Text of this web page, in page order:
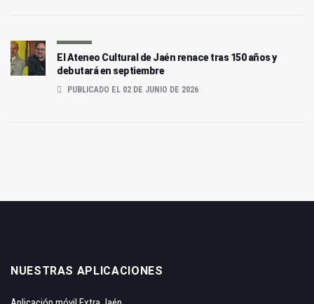
El Ateneo Cultural de Jaén renace tras 150 años y
debutará en septiembre
PUBLICADO EL 02 DE JUNIO DE 2026
NUESTRAS APLICACIONES